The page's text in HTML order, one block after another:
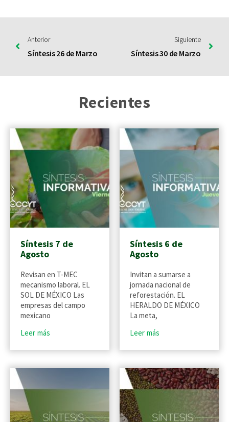
Anterior
Síntesis 26 de Marzo
Siguiente
Síntesis 30 de Marzo
Recientes
Síntesis 7 de
Agosto
Revisan en T-MEC
mecanismo laboral. EL
SOL DE MÉXICO Las
empresas del campo
mexicano
Leer más
Síntesis 6 de
Agosto
Invitan a sumarse a
jornada nacional de
reforestación. EL
HERALDO DE MÉXICO
La meta,
Leer más